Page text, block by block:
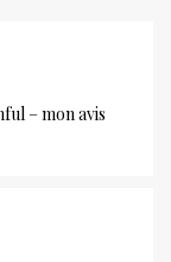
– mon avis